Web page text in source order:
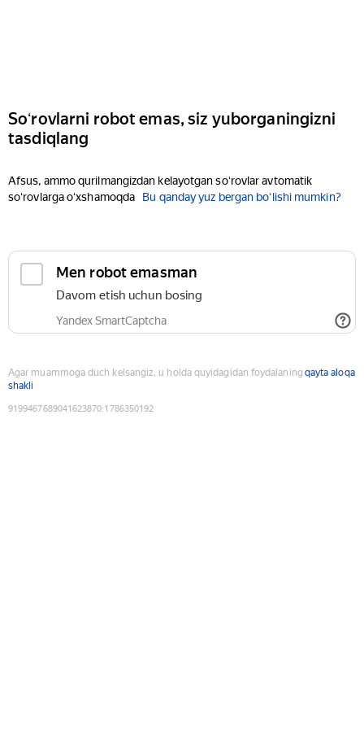
Soʻrovlarni robot emas, siz yuborganingizni
tasdiqlang
Afsus, ammo qurilmangizdan kelayotgan soʻrovlar avtomatik
soʻrovlarga oʻxshamoqda
Bu qanday yuz bergan boʻlishi mumkin?
Men robot emasman
Davom etish uchun bosing
Yandex SmartCaptcha
Agar muammoga duch kelsangiz, u holda quyidagidan foydalaning qayta aloqa
shakli
9199467689041623870:1786350192